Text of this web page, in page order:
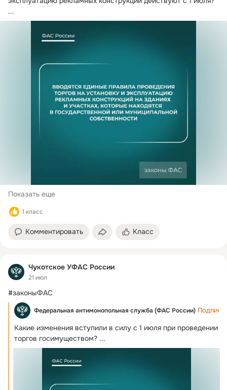
...
Показать еще
1 класс
Комментировать Класс
Чукотское УФАС России
21 июл
#законыФАС
Федеральная антимонопольная служба (ФАС России)
Какие изменения вступили в силу с 1 июля при проведении
торгов госимуществом? ...